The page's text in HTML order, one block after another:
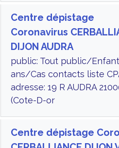
Centre dépistage
Coronavirus
DIJON AUDRA
public: Tout public/
ans/Cas contacts liste
adresse: 19 R AUDRA
(Cote-D-or
Centre dépistage